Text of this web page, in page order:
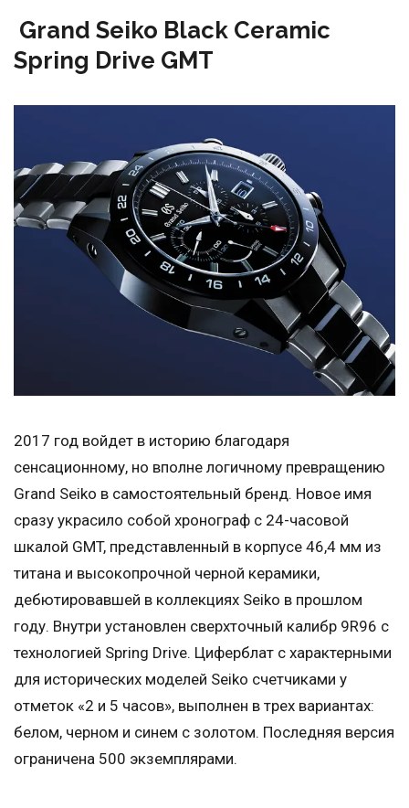
Grand Seiko Black Ceramic
Spring Drive GMT
2017 год войдет в историю благодаря
сенсационному, но вполне логичному превращению
Grand Seiko в самостоятельный бренд. Новое имя
сразу украсило собой хронограф с 24-часовой
шкалой GMT, представленный в корпусе 46,4 мм из
титана и высокопрочной черной керамики,
дебютировавшей в коллекциях Seiko в прошлом
году. Внутри установлен сверхточный калибр 9R96 с
технологией Spring Drive. Циферблат с характерными
для исторических моделей Seiko счетчиками у
отметок «2 и 5 часов», выполнен в трех вариантах:
белом, черном и синем с золотом. Последняя версия
ограничена 500 экземплярами.